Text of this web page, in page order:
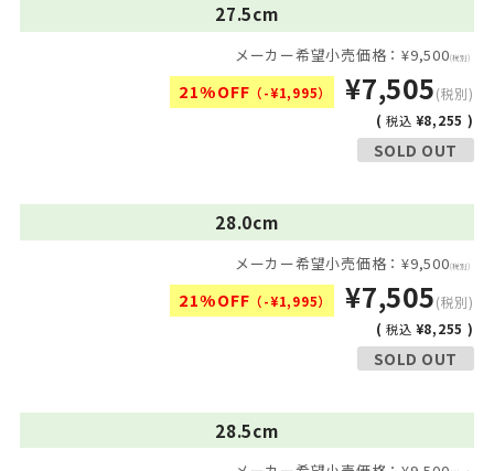
27.5cm
メーカー希望小売価格：¥9,500(税別)
21%OFF （-¥1,995） ¥7,505(税別)
(税込 ¥8,255 )
SOLD OUT
28.0cm
メーカー希望小売価格：¥9,500(税別)
21%OFF （-¥1,995） ¥7,505(税別)
(税込 ¥8,255 )
SOLD OUT
28.5cm